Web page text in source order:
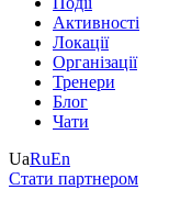
Активності
Локації
Організації
Тренери
Блог
Чати
UaRuEn
Стати партнером